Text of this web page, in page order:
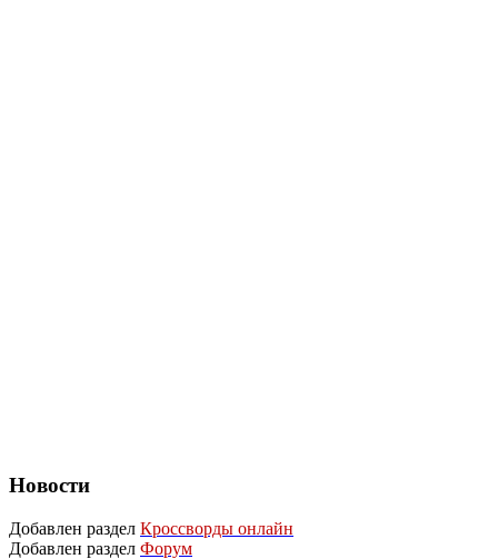
Новости
Добавлен раздел Кроссворды онлайн
Добавлен раздел Форум